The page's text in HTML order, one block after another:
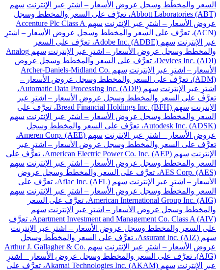
السعر والمخطط وسجل عروض الأسعار – اشترِ عبر الإنترنت سهم
Abbott Laboratories (ABT)، تعرَّف على السعر والمخطط وسجل
عروض الأسعار – اشترِ عبر الإنترنت
سهم Accenture Plc Class A
(ACN)، تعرَّف على السعر والمخطط وسجل عروض الأسعار – اشترِ
عبر الإنترنت
سهم Adobe Inc. (ADBE)، تعرَّف على السعر
والمخطط وسجل عروض الأسعار – اشترِ عبر الإنترنت
سهم Analog
Devices Inc. (ADI)، تعرَّف على السعر والمخطط وسجل عروض
الأسعار – اشترِ عبر الإنترنت
سهم Archer-Daniels-Midland Co.
(ADM)، تعرَّف على السعر والمخطط وسجل عروض الأسعار –
اشترِ عبر الإنترنت
سهم Automatic Data Processing Inc. (ADP)،
تعرَّف على السعر والمخطط وسجل عروض الأسعار – اشترِ عبر
الإنترنت
سهم Bread Financial Holdings Inc. (BFH)، تعرَّف على
السعر والمخطط وسجل عروض الأسعار – اشترِ عبر الإنترنت سهم
Autodesk Inc. (ADSK)، تعرَّف على السعر والمخطط وسجل
عروض الأسعار – اشترِ عبر الإنترنت
سهم Ameren Corp. (AEE)،
تعرَّف على السعر والمخطط وسجل عروض الأسعار – اشترِ عبر
الإنترنت
سهم American Electric Power Co. Inc. (AEP)، تعرَّف على
السعر والمخطط وسجل عروض الأسعار – اشترِ عبر الإنترنت سهم
AES Corp. (AES)، تعرَّف على السعر والمخطط وسجل عروض
الأسعار – اشترِ عبر الإنترنت
سهم Aflac Inc. (AFL)، تعرَّف على
السعر والمخطط وسجل عروض الأسعار – اشترِ عبر الإنترنت سهم
American International Group Inc. (AIG)، تعرَّف على السعر
والمخطط وسجل عروض الأسعار – اشترِ عبر الإنترنت سهم
Apartment Investment and Management Co. Class A (AIV)، تعرَّف
على السعر والمخطط وسجل عروض الأسعار – اشترِ عبر الإنترنت
سهم Assurant Inc. (AIZ)، تعرَّف على السعر والمخطط وسجل
عروض الأسعار – اشترِ عبر الإنترنت
سهم Arthur J. Gallagher & Co.
(AJG)، تعرَّف على السعر والمخطط وسجل عروض الأسعار – اشترِ
عبر الإنترنت
سهم Akamai Technologies Inc. (AKAM)، تعرَّف على